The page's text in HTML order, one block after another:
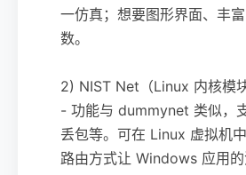
一仿真；想要图形界面、丰
数。
2) NIST Net（Linux 内核模块
- 功能与 dummynet 类似，
丢包等。可在 Linux 虚拟机
路由方式让 Windows 应用的